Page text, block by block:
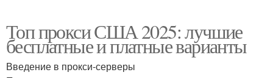
Топ прокси США 2025: лучшие
бесплатные и платные варианты
Введение в прокси-серверы